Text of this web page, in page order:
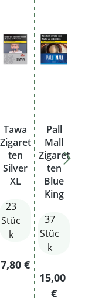
Preis:
Tawa
Zigaret
ten
Silver
XL
23
Stüc
k
Regulärer Preis:
7,80 €
Pall
Mall
Zigaret
ten
Blue
King
37
Stüc
k
15,00
€